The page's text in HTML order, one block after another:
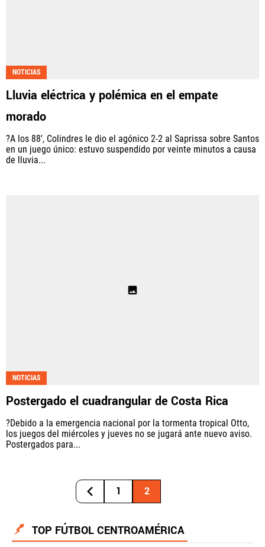
NOTICIAS
Lluvia eléctrica y polémica en el empate
morado
?A los 88', Colindres le dio el agónico 2-2 al Saprissa sobre Santos
en un juego único: estuvo suspendido por veinte minutos a causa
de lluvia...
NOTICIAS
Postergado el cuadrangular de Costa Rica
?Debido a la emergencia nacional por la tormenta tropical Otto,
los juegos del miércoles y jueves no se jugará ante nuevo aviso.
Postergados para...
1 2
TOP FÚTBOL CENTROAMÉRICA